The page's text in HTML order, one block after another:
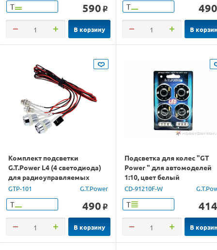
Т 590 o
В корзину
Т 490
В
Комплект подсветки
G.T.Power L4 (4 светодиода)
для радиоуправляемых
автомоделей
GTP-101 G.T.Power
Т 490 o
В корзину
Подсветка для колес "GT
Power " для автомоделей
1:10, цвет белый
CD-91210F-W
Т 414
В